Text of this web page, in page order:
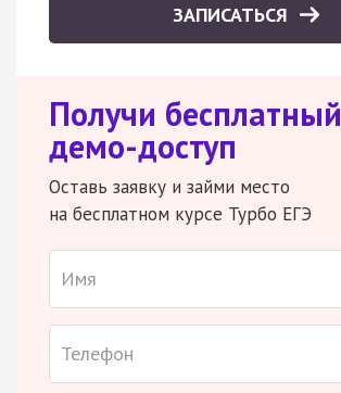
ЗАПИСАТЬСЯ
Получи бесплатный
демо-доступ
Оставь заявку и займи место
на бесплатном курсе Турбо ЕГЭ